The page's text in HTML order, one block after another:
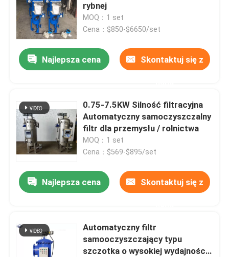
rybnej
MOQ：1 set
Cena：$850-$6650/set
Najlepsza cena Skontaktuj się z
0.75-7.5KW Silność filtracyjna
Automatyczny samoczyszczalny
filtr dla przemysłu / rolnictwa
MOQ：1 set
Cena：$569-$895/set
Najlepsza cena Skontaktuj się z
Automatyczny filtr
samooczyszczający typu
szczotka o wysokiej wydajności